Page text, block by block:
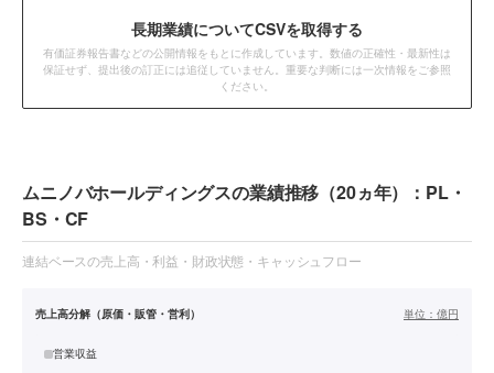
長期業績についてCSVを取得する
有価証券報告書などの公開情報をもとに作成しています。数値の正確性・最新性は
保証せず、提出後の訂正には追従していません。重要な判断には一次情報をご参照
ください。
ムニノバホールディングスの業績推移（20ヵ年）：PL・
BS・CF
連結ベースの売上高・利益・財政状態・キャッシュフロー
売上高分解（原価・販管・営利） 単位： 億円
営業収益